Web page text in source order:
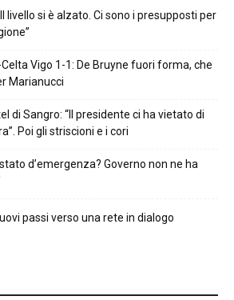
livello si è alzato. Ci sono i presupposti per
Vigo 1-1: De Bruyne fuori forma, che
Marianucci
di Sangro: “Il presidente ci ha vietato di
Poi gli striscioni e i cori
d’emergenza? Governo non ne ha
passi verso una rete in dialogo